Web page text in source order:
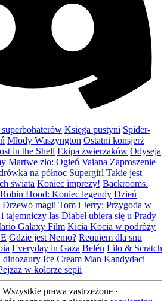
Księga pustyni Spider-
Młody Waszyngton Ostatni konsjerż
in the Shell Ekipa zwierzaków Odyseja
Martwe zło: Ogień Vaiana Zaproszenie
na północ Supergirl Takie jest
świata Koniec imprezy! Backrooms.
Robin Hood: Koniec legendy Dzień
Drzewo magii Tom i Jerry: Przygoda w
tajemniczy las Diabeł ubiera się u Prady
Galaxy Film Kicia Kocia w podróży
Gdzie jest Nemo? Requiem dla snu
Everyday in Gaza Belén Lilo & Scratch
dinozaury Ice Cream Man Kandydaci
w kolorze sepii
prawa zastrzeżone ·